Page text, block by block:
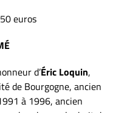
euros
d’Éric Loquin,
de Bourgogne, ancien
à 1996, ancien